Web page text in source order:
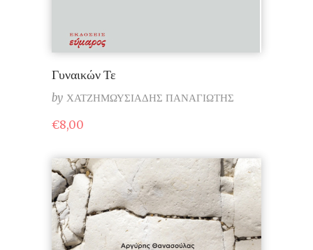
Γυναικών Τε
by ΧΑΤΖΗΜΩΥΣΙΑΔΗΣ ΠΑΝΑΓΙΩΤΗΣ
€8,00